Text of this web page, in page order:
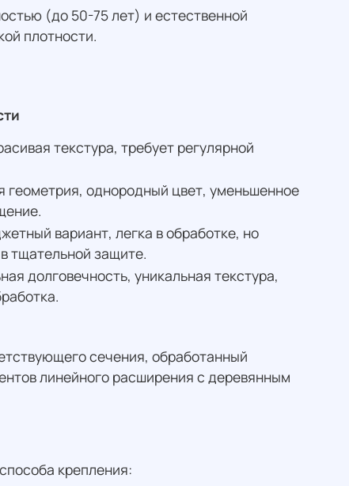
(до 50-75 лет) и естественной
плотности.
текстура, требует регулярной
геометрия, однородный цвет, уменьшенное
вариант, легка в обработке, но
тщательной защите.
долговечность, уникальная текстура,
сечения, обработанный
линейного расширения с деревянным
крепления: